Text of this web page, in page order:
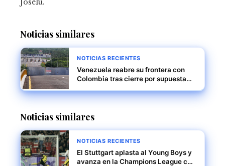
Joselu.
Noticias similares
NOTICIAS RECIENTES
Venezuela reabre su frontera con
Colombia tras cierre por supuesta
Noticias similares
NOTICIAS RECIENTES
El Stuttgart aplasta al Young Boys y
avanza en la Champions League con